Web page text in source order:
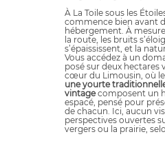
À La Toile sous les
commence bien avant
hébergement. À
la route, les bruits
s’épaississent, et la
Vous accédez à un
posé sur deux hectares
cœur du Limousin, où
une yourte
vintagecomposent un
espacé, pensé pour
de chacun. Ici, aucun
perspectives ouvertes
vergers ou la prairie,